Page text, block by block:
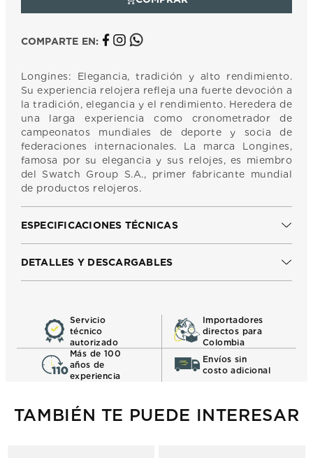
COMPARTE EN:
Longines: Elegancia, tradición y alto rendimiento.
Su experiencia relojera refleja una fuerte devoción a
la tradición, elegancia y el rendimiento. Heredera de
una larga experiencia como cronometrador de
campeonatos mundiales de deporte y socia de
federaciones internacionales. La marca Longines,
famosa por su elegancia y sus relojes, es miembro
del Swatch Group S.A., primer fabricante mundial
de productos relojeros.
ESPECIFICACIONES TÉCNICAS
DETALLES Y DESCARGABLES
Servicio
técnico
autorizado
Importadores
directos para
Colombia
Más de 100
años de
experiencia
Envíos sin
costo adicional
TAMBIÉN TE PUEDE INTERESAR